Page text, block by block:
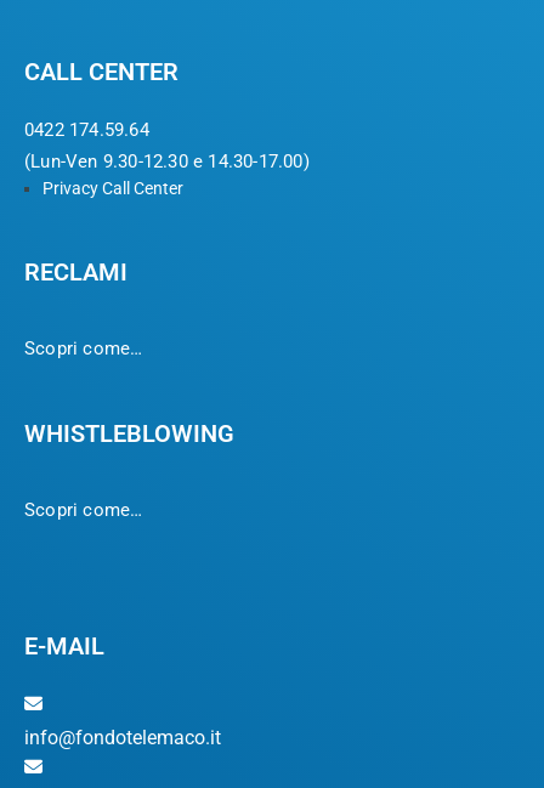
CALL CENTER
0422 174.59.64
(Lun-Ven 9.30-12.30 e 14.30-17.00)
Privacy Call Center
RECLAMI
Scopri come…
WHISTLEBLOWING
Scopri come…
E-MAIL
info@fondotelemaco.it